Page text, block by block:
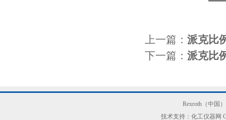
上一篇： 派克比
下一篇： 派克比
Rexroth（中国
技术支持：化工仪器网